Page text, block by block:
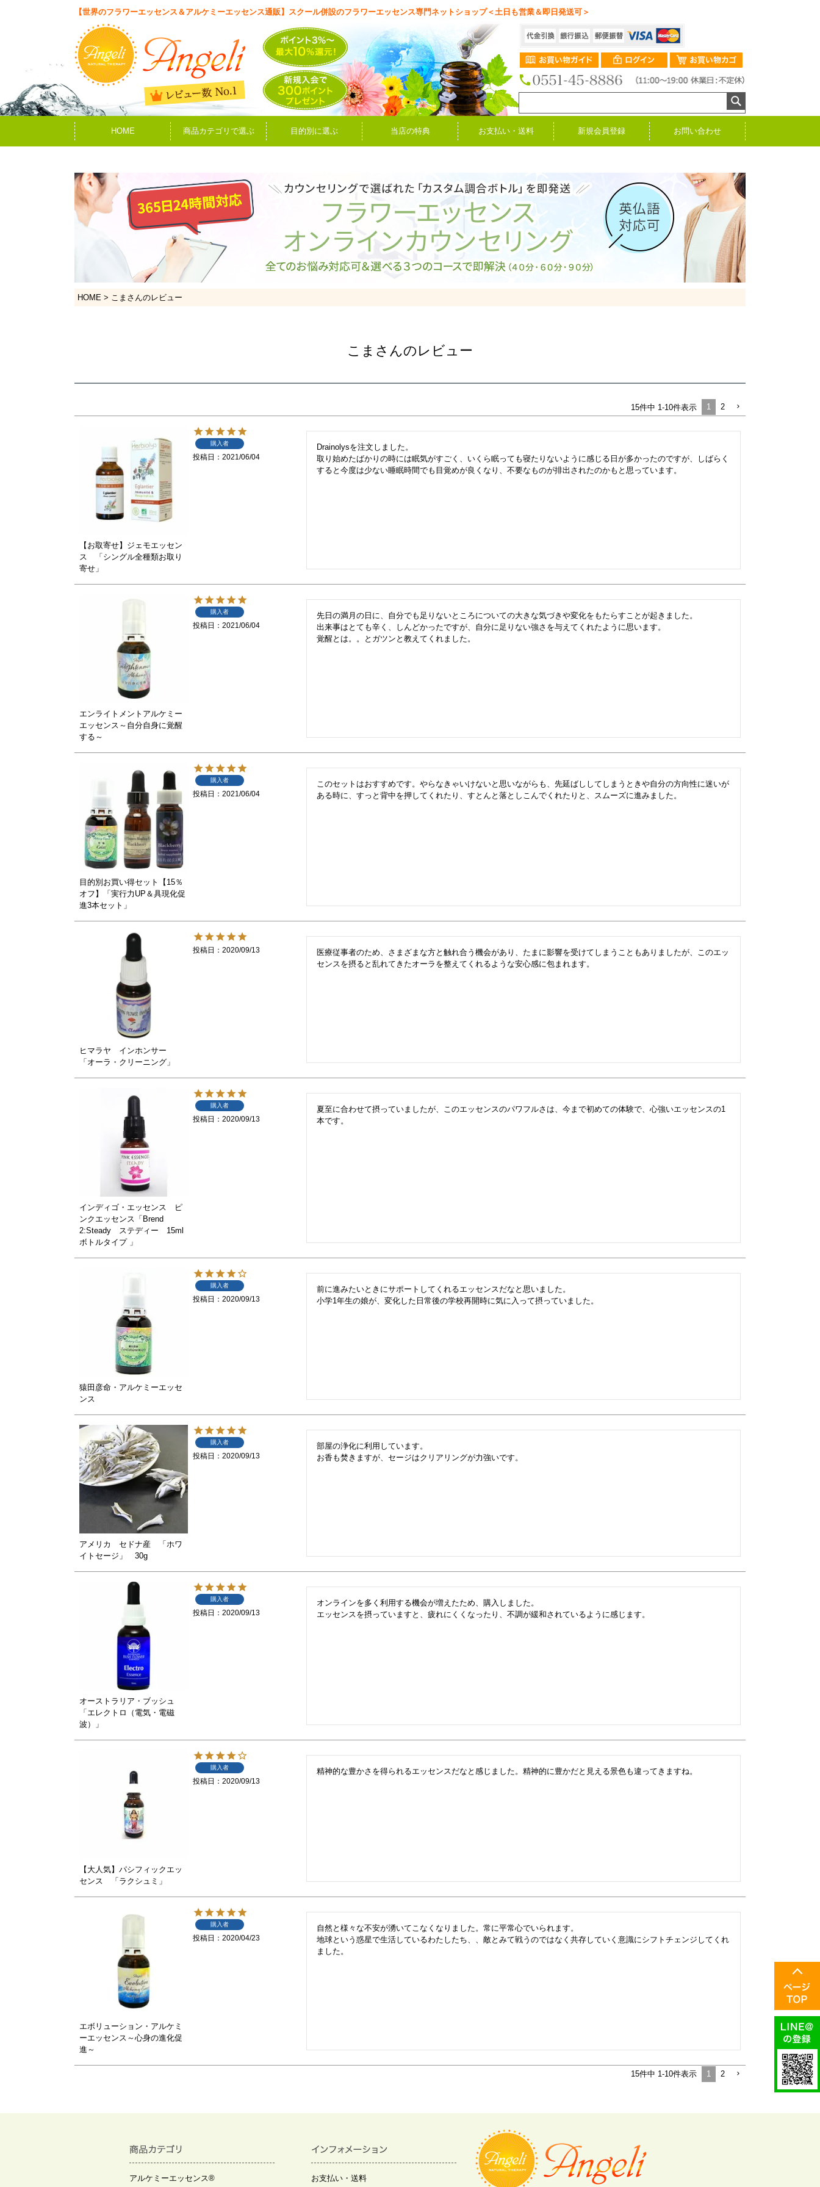
【世界のフラワーエッセンス＆アルケミーエッセンス通販】スクール併設のフラワーエッセンス専門ネットショップ＜土日も営業＆即日発送可＞
HOME 商品カテゴリで選ぶ 目的別に選ぶ 当店の特典 お支払い・送料 新規会員登録 お問い合わせ
HOME こまさんのレビュー
こまさんのレビュー
15件中 1-10件表示 1 2
【お取寄せ】ジェモエッセン
ス 「シングル全種類お取り
寄せ」
購入者
投稿日 2021/06/04
Drainolysを注文しました。
取り始めたばかりの時には眠気がすごく、いくら眠っても寝たりないように感じる日が多かったのですが、しばらく
すると今度は少ない睡眠時間でも目覚めが良くなり、不要なものが排出されたのかもと思っています。
エンライトメントアルケミー
エッセンス～自分自身に覚醒
する～
購入者
投稿日 2021/06/04
先日の満月の日に、自分でも足りないところについての大きな気づきや変化をもたらすことが起きました。
出来事はとても辛く、しんどかったですが、自分に足りない強さを与えてくれたように思います。
覚醒とは。。とガツンと教えてくれました。
目的別お買い得セット【15％
オフ】「実行力UP＆具現化促
進3本セット」
購入者
投稿日 2021/06/04
このセットはおすすめです。やらなきゃいけないと思いながらも、先延ばししてしまうときや自分の方向性に迷いが
ある時に、すっと背中を押してくれたり、すとんと落としこんでくれたりと、スムーズに進みました。
ヒマラヤ インホンサー
「オーラ・クリーニング」
投稿日 2020/09/13
医療従事者のため、さまざまな方と触れ合う機会があり、たまに影響を受けてしまうこともありましたが、このエッ
センスを摂ると乱れてきたオーラを整えてくれるような安心感に包まれます。
インディゴ・エッセンス ピ
ンクエッセンス「Brend
2:Steady ステディー 15ml
ボトルタイプ 」
購入者
投稿日 2020/09/13
夏至に合わせて摂っていましたが、このエッセンスのパワフルさは、今まで初めての体験で、心強いエッセンスの1
本です。
猿田彦命・アルケミーエッセ
ンス
購入者
投稿日 2020/09/13
前に進みたいときにサポートしてくれるエッセンスだなと思いました。
小学1年生の娘が、変化した日常後の学校再開時に気に入って摂っていました。
アメリカ セドナ産 「ホワ
イトセージ」 30g
購入者
投稿日 2020/09/13
部屋の浄化に利用しています。
お香も焚きますが、セージはクリアリングが力強いです。
オーストラリア・ブッシュ
「エレクトロ（電気・電磁
波）」
購入者
投稿日 2020/09/13
オンラインを多く利用する機会が増えたため、購入しました。
エッセンスを摂っていますと、疲れにくくなったり、不調が緩和されているように感じます。
【大人気】パシフィックエッ
センス 「ラクシュミ」
購入者
投稿日 2020/09/13
精神的な豊かさを得られるエッセンスだなと感じました。精神的に豊かだと見える景色も違ってきますね。
エボリューション・アルケミ
ーエッセンス～心身の進化促
進～
購入者
投稿日 2020/04/23
自然と様々な不安が湧いてこなくなりました。常に平常心でいられます。
地球という惑星で生活しているわたしたち、、敵とみて戦うのではなく共存していく意識にシフトチェンジしてくれ
ました。
15件中 1-10件表示 1 2
アルケミーエッセンス® お支払い・送料